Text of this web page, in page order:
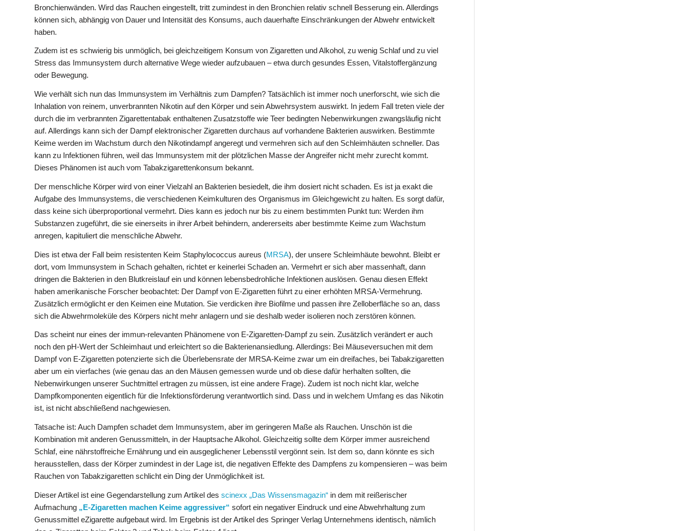
Bronchienwänden. Wird das Rauchen eingestellt, tritt zumindest in den Bronchien relativ schnell Besserung ein. Allerdings
können sich, abhängig von Dauer und Intensität des Konsums, auch dauerhafte Einschränkungen der Abwehr entwickelt
haben.
Zudem ist es schwierig bis unmöglich, bei gleichzeitigem Konsum von Zigaretten und Alkohol, zu wenig Schlaf und zu viel
Stress das Immunsystem durch alternative Wege wieder aufzubauen – etwa durch gesundes Essen, Vitalstoffergänzung
oder Bewegung.
Wie verhält sich nun das Immunsystem im Verhältnis zum Dampfen? Tatsächlich ist immer noch unerforscht, wie sich die
Inhalation von reinem, unverbrannten Nikotin auf den Körper und sein Abwehrsystem auswirkt. In jedem Fall treten viele der
durch die im verbrannten Zigarettentabak enthaltenen Zusatzstoffe wie Teer bedingten Nebenwirkungen zwangsläufig nicht
auf. Allerdings kann sich der Dampf elektronischer Zigaretten durchaus auf vorhandene Bakterien auswirken. Bestimmte
Keime werden im Wachstum durch den Nikotindampf angeregt und vermehren sich auf den Schleimhäuten schneller. Das
kann zu Infektionen führen, weil das Immunsystem mit der plötzlichen Masse der Angreifer nicht mehr zurecht kommt.
Dieses Phänomen ist auch vom Tabakzigarettenkonsum bekannt.
Der menschliche Körper wird von einer Vielzahl an Bakterien besiedelt, die ihm dosiert nicht schaden. Es ist ja exakt die
Aufgabe des Immunsystems, die verschiedenen Keimkulturen des Organismus im Gleichgewicht zu halten. Es sorgt dafür,
dass keine sich überproportional vermehrt. Dies kann es jedoch nur bis zu einem bestimmten Punkt tun: Werden ihm
Substanzen zugeführt, die sie einerseits in ihrer Arbeit behindern, andererseits aber bestimmte Keime zum Wachstum
anregen, kapituliert die menschliche Abwehr.
Dies ist etwa der Fall beim resistenten Keim Staphylococcus aureus (MRSA), der unsere Schleimhäute bewohnt. Bleibt er
dort, vom Immunsystem in Schach gehalten, richtet er keinerlei Schaden an. Vermehrt er sich aber massenhaft, dann
dringen die Bakterien in den Blutkreislauf ein und können lebensbedrohliche Infektionen auslösen. Genau diesen Effekt
haben amerikanische Forscher beobachtet: Der Dampf von E-Zigaretten führt zu einer erhöhten MRSA-Vermehrung.
Zusätzlich ermöglicht er den Keimen eine Mutation. Sie verdicken ihre Biofilme und passen ihre Zelloberfläche so an, dass
sich die Abwehrmoleküle des Körpers nicht mehr anlagern und sie deshalb weder isolieren noch zerstören können.
Das scheint nur eines der immun-relevanten Phänomene von E-Zigaretten-Dampf zu sein. Zusätzlich verändert er auch
noch den pH-Wert der Schleimhaut und erleichtert so die Bakterienansiedlung. Allerdings: Bei Mäuseversuchen mit dem
Dampf von E-Zigaretten potenzierte sich die Überlebensrate der MRSA-Keime zwar um ein dreifaches, bei Tabakzigaretten
aber um ein vierfaches (wie genau das an den Mäusen gemessen wurde und ob diese dafür herhalten sollten, die
Nebenwirkungen unserer Suchtmittel ertragen zu müssen, ist eine andere Frage). Zudem ist noch nicht klar, welche
Dampfkomponenten eigentlich für die Infektionsförderung verantwortlich sind. Dass und in welchem Umfang es das Nikotin
ist, ist nicht abschließend nachgewiesen.
Tatsache ist: Auch Dampfen schadet dem Immunsystem, aber im geringeren Maße als Rauchen. Unschön ist die
Kombination mit anderen Genussmitteln, in der Hauptsache Alkohol. Gleichzeitig sollte dem Körper immer ausreichend
Schlaf, eine nährstoffreiche Ernährung und ein ausgeglichener Lebensstil vergönnt sein. Ist dem so, dann könnte es sich
herausstellen, dass der Körper zumindest in der Lage ist, die negativen Effekte des Dampfens zu kompensieren – was beim
Rauchen von Tabakzigaretten schlicht ein Ding der Unmöglichkeit ist.
Dieser Artikel ist eine Gegendarstellung zum Artikel des scinexx „Das Wissensmagazin“ in dem mit reißerischer
Aufmachung „E-Zigaretten machen Keime aggressiver“ sofort ein negativer Eindruck und eine Abwehrhaltung zum
Genussmittel eZigarette aufgebaut wird. Im Ergebnis ist der Artikel des Springer Verlag Unternehmens identisch, nämlich